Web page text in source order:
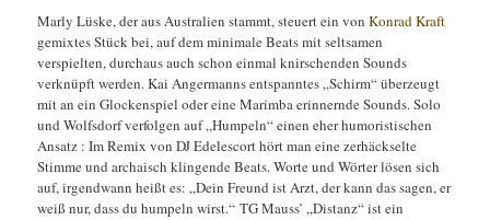
Marly Lüske, der aus Australien stammt, steuert ein vonKonrad Kraft
gemixtes Stück bei, auf dem minimale Beats mit seltsamen
verspielten, durchaus auch schon einmal knirschenden Sounds
verknüpft werden. Kai Angermanns entspanntes „Schirm“ überzeugt
mit an ein Glockenspiel oder eine Marimba erinnernde Sounds. Solo
und Wolfsdorf verfolgen auf „Humpeln“ einen eher humoristischen
Ansatz : Im Remix von DJ Edelescort hört man eine zerhäckselte
Stimme und archaisch klingende Beats. Worte und Wörter lösen sich
auf, irgendwann heißt es: „Dein Freund ist Arzt, der kann das sagen, er
weiß nur, dass du humpeln wirst.“ TG Mauss’ „Distanz“ ist ein